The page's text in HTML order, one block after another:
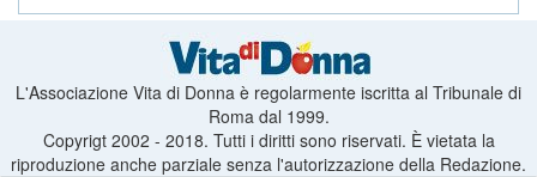
L'Associazione Vita di Donna è regolarmente iscritta al Tribunale di
Roma dal 1999.
Copyrigt 2002 - 2018. Tutti i diritti sono riservati. È vietata la
riproduzione anche parziale senza l'autorizzazione della Redazione.